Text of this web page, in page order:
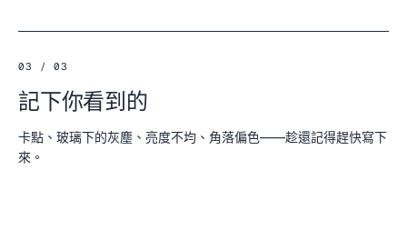
03 / 03
記下你看到的
卡點、玻璃下的灰塵、亮度不均、角落偏色——趁還記得趕快寫下
來。